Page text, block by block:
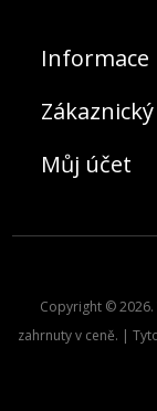
Informace
Můj účet
Copyright © 2026.
zahrnuty v ceně. |